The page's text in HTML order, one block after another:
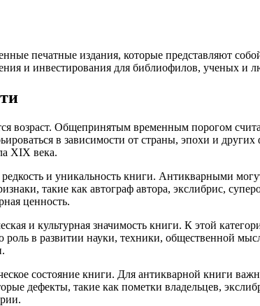
печатные издания, которые представляют
и инвестирования для библиофилов, ученых
возраст. Общепринятым временным порогом
в зависимости от страны, эпохи и
XIX века.
и уникальность книги. Антикварными
такие как автограф автора, экслибрис,
ценность.
и культурная значимость книги. К этой
роль в развитии науки, техники, общественной
состояние книги. Для антикварной книги
дефекты, такие как пометки владельцев,